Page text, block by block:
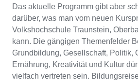
Das aktuelle Programm gibt aber
darüber, was man vom neuen
Volkshochschule Traunstein,
kann. Die gängigen Themenfelder
Grundbildung, Gesellschaft, Politik,
Ernährung, Kreativität und Kultur
vielfach vertreten sein.